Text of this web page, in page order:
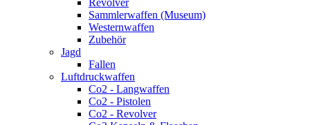
Revolver
Sammlerwaffen (Museum)
Westernwaffen
Zubehör
Jagd
Fallen
Luftdruckwaffen
Co2 - Langwaffen
Co2 - Pistolen
Co2 - Revolver